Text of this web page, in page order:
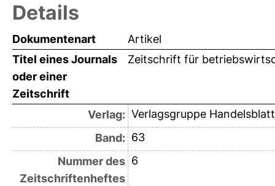
Details
Dokumentenart
Artikel
Titel eines Journals
oder einer
Zeitschrift
Zeitschrift für
Verlag: Verlagsgruppe Handelsblatt
Band: 63
Nummer des
Zeitschriftenheftes
6